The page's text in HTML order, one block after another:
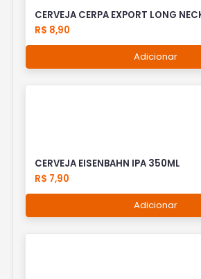
CERVEJA CERPA EXPORT LONG
R$ 8,90
Adicionar
CERVEJA EISENBAHN IPA 350ML
R$ 7,90
Adicionar